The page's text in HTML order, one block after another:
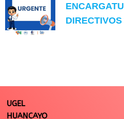
UGEL
HUANCAYO